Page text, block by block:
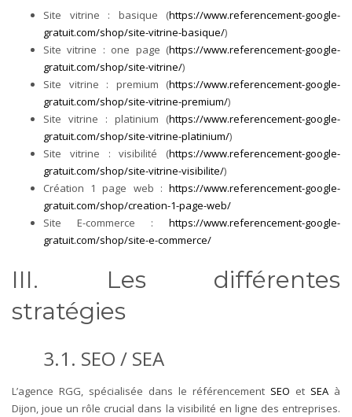
Site vitrine : basique (https://www.referencement-google-
gratuit.com/shop/site-vitrine-basique/)
Site vitrine : one page (https://www.referencement-google-
gratuit.com/shop/site-vitrine/)
Site vitrine : premium (https://www.referencement-google-
gratuit.com/shop/site-vitrine-premium/)
Site vitrine : platinium (https://www.referencement-google-
gratuit.com/shop/site-vitrine-platinium/)
Site vitrine : visibilité (https://www.referencement-google-
gratuit.com/shop/site-vitrine-visibilite/)
Création 1 page web : https://www.referencement-google-
gratuit.com/shop/creation-1-page-web/
Site E-commerce : https://www.referencement-google-
gratuit.com/shop/site-e-commerce/
III. Les différentes
stratégies
3.1. SEO / SEA
L’agence RGG, spécialisée dans le référencement SEO et SEA à
Dijon, joue un rôle crucial dans la visibilité en ligne des entreprises.